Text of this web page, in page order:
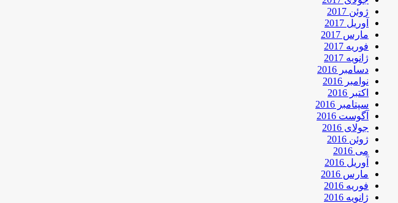
ژوئن 2017
آوریل 2017
مارس 2017
فوریه 2017
ژانویه 2017
دسامبر 2016
نوامبر 2016
اکتبر 2016
سپتامبر 2016
آگوست 2016
جولای 2016
ژوئن 2016
می 2016
آوریل 2016
مارس 2016
فوریه 2016
ژانویه 2016